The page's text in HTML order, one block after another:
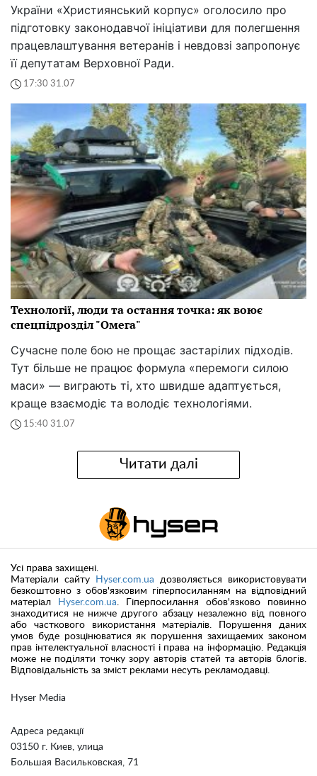
України «Християнський корпус» оголосило про
підготовку законодавчої ініціативи для полегшення
працевлаштування ветеранів і невдовзі запропонує
її депутатам Верховної Ради.
17:30 31.07
Технології, люди та остання точка: як воює
спецпідрозділ "Омега"
Сучасне поле бою не прощає застарілих підходів.
Тут більше не працює формула «перемоги силою
маси» — виграють ті, хто швидше адаптується,
краще взаємодіє та володіє технологіями.
15:40 31.07
Читати далі
Hyser Media
Адреса редакції
03150 г. Киев, улица
Большая Васильковская, 71
Усі права захищені.
Матеріали сайту
Hyser.com.ua дозволяється використовувати
безкоштовно з обов'язковим гіперпосиланням на відповідний
матеріал
Hyser.com.ua . Гіперпосилання обов'язково повинно
знаходитися не нижче другого абзацу незалежно від повного
або часткового використання матеріалів. Порушення даних
умов буде розцінюватися як порушення захищаемих законом
прав інтелектуальної власності і права на інформацію. Редакція
може не поділяти точку зору авторів статей та авторів блогів.
Відповідальність за зміст реклами несуть рекламодавці.